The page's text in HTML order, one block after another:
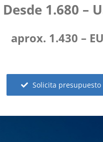
Desde 1.680 –
aprox. 1.430 –
Solicita presupuesto